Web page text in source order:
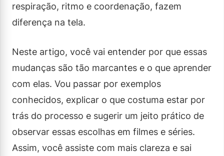
respiração, ritmo e coordenação, fazem
diferença na tela.
Neste artigo, você vai entender por que essas
mudanças são tão marcantes e o que aprender
com elas. Vou passar por exemplos
conhecidos, explicar o que costuma estar por
trás do processo e sugerir um jeito prático de
observar essas escolhas em filmes e séries.
Assim, você assiste com mais clareza e sai